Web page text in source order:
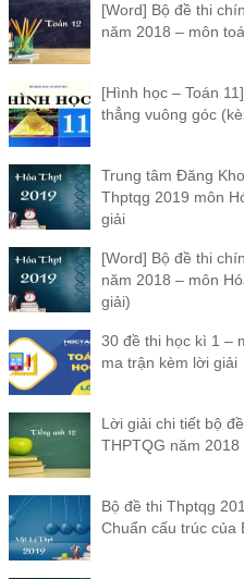
[Word] Bộ đề thi
năm 2018 – môn
[Hình học – Toán
thẳng vuông góc
Trung tâm Đăng
Thptqg 2019 môn
giải
[Word] Bộ đề thi
năm 2018 – môn
giải)
30 đề thi học kì 1 –
ma trận kèm lời giải
Lời giải chi tiết bộ
THPTQG năm
Bộ đề thi Thptqg
Chuẩn cấu trúc của